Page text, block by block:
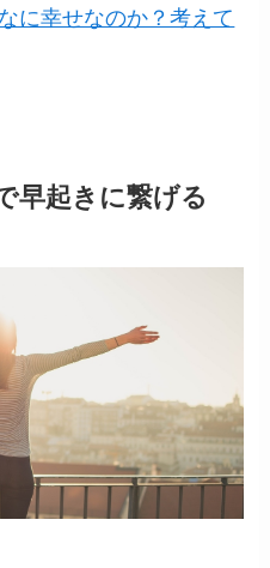
に幸せなのか？考えて
早起きに繋げる